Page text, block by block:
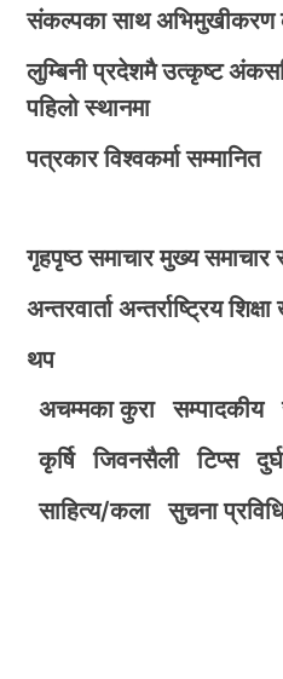
संकल्पका साथ अभिमुखीकरण
लुम्बिनी प्रदेशमै उत्कृष्ट
पहिलो स्थानमा
पत्रकार विश्वकर्मा सम्मानित
गृहपृष्ठ समाचार मुख्य समाचार
अन्तरवार्ता अन्तर्राष्ट्रिय शिक्षा
थप
अचम्मका कुरा
सम्पादकीय
कृर्षि
जिवनसैली टिप्स
साहित्य/कला
सुचना